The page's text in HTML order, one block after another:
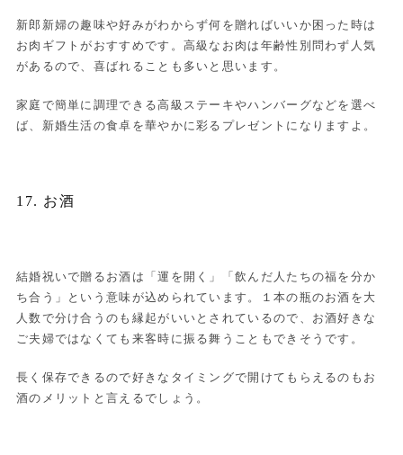
新郎新婦の趣味や好みがわからず何を贈ればいいか困った時は
お肉ギフトがおすすめです。高級なお肉は年齢性別問わず人気
があるので、喜ばれることも多いと思います。
家庭で簡単に調理できる高級ステーキやハンバーグなどを選べ
ば、新婚生活の食卓を華やかに彩るプレゼントになりますよ。
17. お酒
結婚祝いで贈るお酒は「運を開く」「飲んだ人たちの福を分か
ち合う」という意味が込められています。１本の瓶のお酒を大
人数で分け合うのも縁起がいいとされているので、お酒好きな
ご夫婦ではなくても来客時に振る舞うこともできそうです。
長く保存できるので好きなタイミングで開けてもらえるのもお
酒のメリットと言えるでしょう。